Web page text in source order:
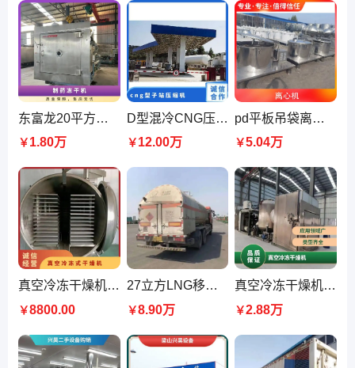
东富龙20平方冻干机 广泛应用于制药、食品、化妆品和生物技术
￥1.80万
D型混冷CNG压缩机 机组运转平衡 振动小 运输方便 安装简捷
￥12.00万
pd平板吊袋离心机 功率5.5kW 重量28kg 转鼓长度1300mm
￥5.04万
真空冷冻干燥机 100平方食品水果生物制品冻干机 东富龙品牌
￥8800.00
27立方LNG移动加液加气车 自增压 lng气化调压撬 兴昊
￥8.90万
真空冷冻干燥机 7平方枸杞秋葵蔬果冻干机 附件齐全
￥2.88万